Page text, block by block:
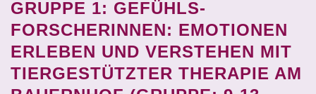
GRUPPE 1: GEFÜHLS-
FORSCHERINNEN: EMOTIONEN
ERLEBEN UND VERSTEHEN MIT
TIERGESTÜTZTER THERAPIE AM